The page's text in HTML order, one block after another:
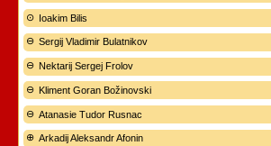
Ioakim Bilis
Sergij Vladimir Bulatnikov
Nektarij Sergej Frolov
Kliment Goran Božinovski
Atanasie Tudor Rusnac
Arkadij Aleksandr Afonin